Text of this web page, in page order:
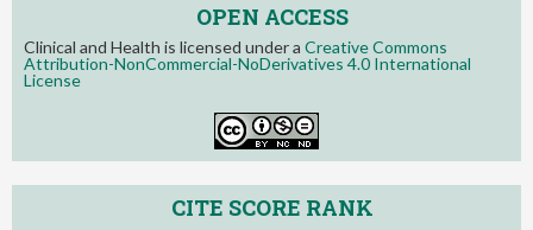
OPEN ACCESS
Clinical and Health is licensed under a Creative Commons
Attribution-NonCommercial-NoDerivatives 4.0 International
License
CITE SCORE RANK